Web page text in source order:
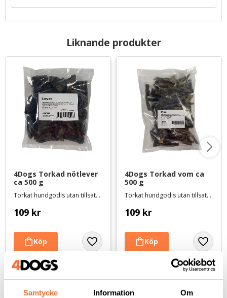
Samtycke Information Om
Liknande produkter
4Dogs Torkad nötlever
ca 500 g
Torkat hundgodis utan tillsatser, ursprung EU
109 kr
4Dogs Torkad vom ca
500 g
Torkat hundgodis utan tillsatser, ursprung EU
109 kr
Andra köpte även